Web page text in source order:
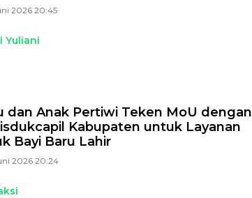
2026 20:45
Yuliani
dan Anak Pertiwi Teken MoU dengan
Kabupaten untuk Layanan
Bayi Baru Lahir
2026 20:24